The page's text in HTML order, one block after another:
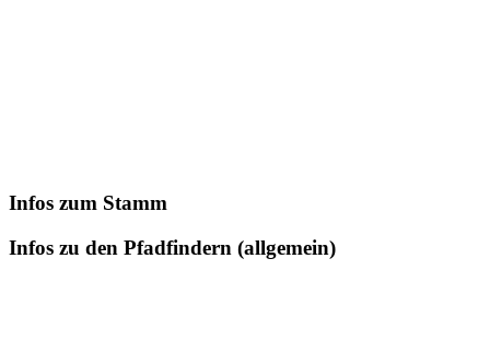
Infos zum Stamm
Infos zu den Pfadfindern (allgemein)